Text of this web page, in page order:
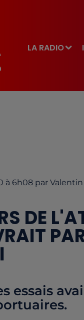
LA RADIO
à 6h08 par Valentin
DE
essais